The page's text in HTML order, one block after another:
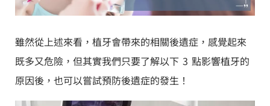
雖然從上述來看，植牙會帶來的相關後遺症，感覺起來
既多又危險，但其實我們只要了解以下 3 點影響植牙的
原因後，也可以嘗試預防後遺症的發生！